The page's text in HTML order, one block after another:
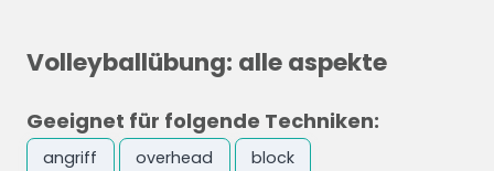
Volleyballübung: alle aspekte
Geeignet für folgende Techniken:
angriff overhead block